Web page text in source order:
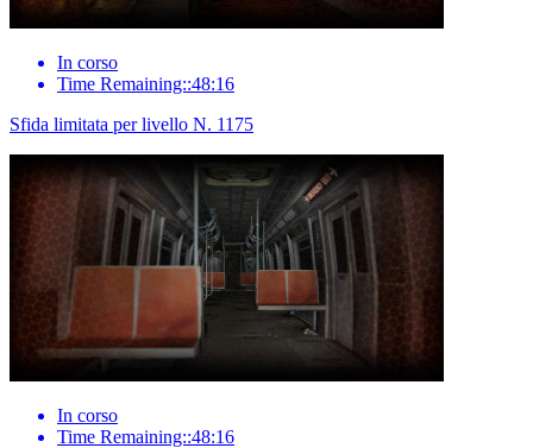
In corso
Time Remaining::48:16
Sfida limitata per livello N. 1175
In corso
Time Remaining::48:16